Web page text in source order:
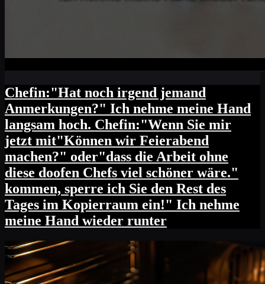
Chefin:"Hat noch irgend jemand
Anmerkungen?" Ich nehme meine Hand
langsam hoch. Chefin:"Wenn Sie mir
jetzt mit"Können wir Feierabend
machen?" oder"dass die Arbeit ohne
diese doofen Chefs viel schöner wäre."
kommen, sperre ich Sie den Rest des
Tages im Kopierraum ein!" Ich nehme
meine Hand wieder runter